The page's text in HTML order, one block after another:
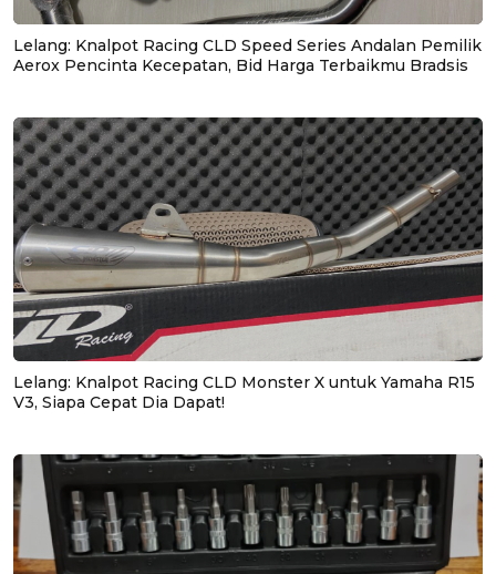
Lelang: Knalpot Racing CLD Speed Series Andalan Pemilik
Aerox Pencinta Kecepatan, Bid Harga Terbaikmu Bradsis
Lelang: Knalpot Racing CLD Monster X untuk Yamaha R15
V3, Siapa Cepat Dia Dapat!